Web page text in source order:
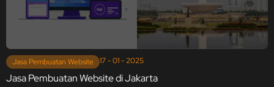
Jasa Pembuatan Website 17 - 01 - 2025
Jasa Pembuatan Website di Jakarta